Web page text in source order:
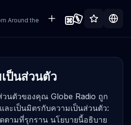
Around the
ป็นส่วนตัว
วนตัวของคุณ Globe Radio ถูก
ละเป็นมิตรกับความเป็นส่วนตัว:
ามที่รุกราน นโยบายนี้อธิบาย